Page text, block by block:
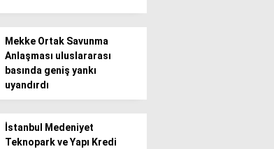
Mekke Ortak Savunma
Anlaşması uluslararası
basında geniş yankı
uyandırdı
İstanbul Medeniyet
Teknopark ve Yapı Kredi